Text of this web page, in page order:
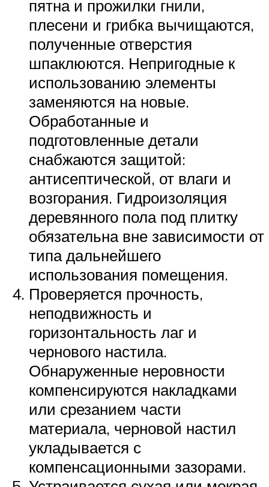
пятна и прожилки гнили,
плесени и грибка вычищаются,
полученные отверстия
шпаклюются. Непригодные к
использованию элементы
заменяются на новые.
Обработанные и
подготовленные детали
снабжаются защитой:
антисептической, от влаги и
возгорания. Гидроизоляция
деревянного пола под плитку
обязательна вне зависимости от
типа дальнейшего
использования помещения.
Проверяется прочность,
неподвижность и
горизонтальность лаг и
чернового настила.
Обнаруженные неровности
компенсируются накладками
или срезанием части
материала, черновой настил
укладывается с
компенсационными зазорами.